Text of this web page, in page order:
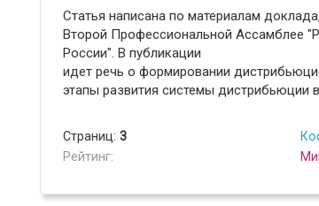
Статья написана по материалам
Второй Профессиональной Ассамблее
России". В публикации
идет речь о формировании
этапы развития системы дистрибьюции
Страниц: 3
Рейтинг: